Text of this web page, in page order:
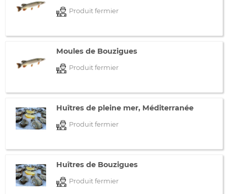
Produit fermier
Moules de Bouzigues
Produit fermier
Huîtres de pleine mer, Méditerranée
Produit fermier
Huîtres de Bouzigues
Produit fermier